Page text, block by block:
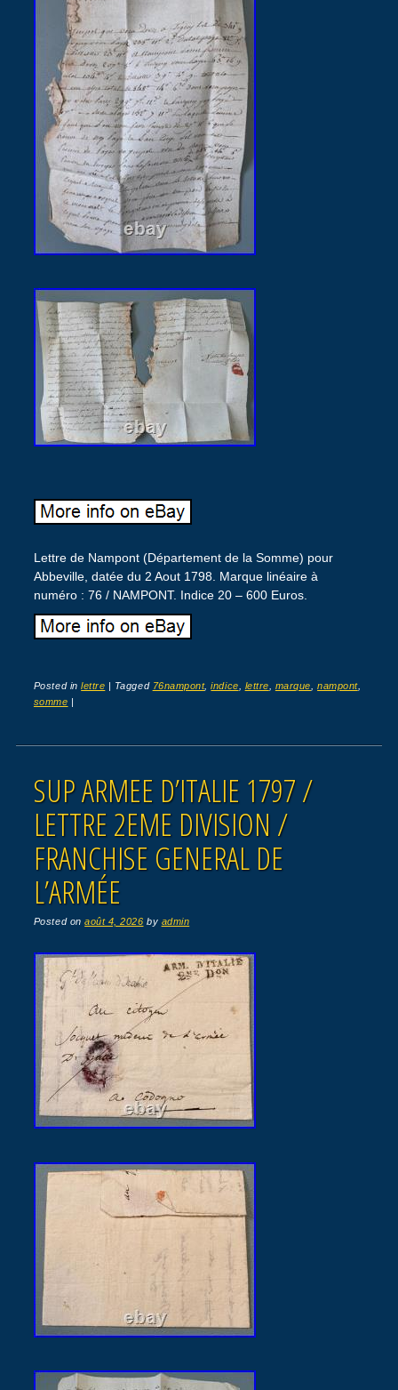
Lettre de Nampont (Département de la Somme) pour
Abbeville, datée du 2 Aout 1798. Marque linéaire à
numéro : 76 / NAMPONT. Indice 20 – 600 Euros.
Posted inlettre | Tagged 76nampont,indice lettre marque ,nampont,
somme |
SUP ARMEE D’ITALIE 1797 /
LETTRE 2EME DIVISION /
FRANCHISE GENERAL DE
L’ARMÉE
Posted onaoût 4, 2026 by admin